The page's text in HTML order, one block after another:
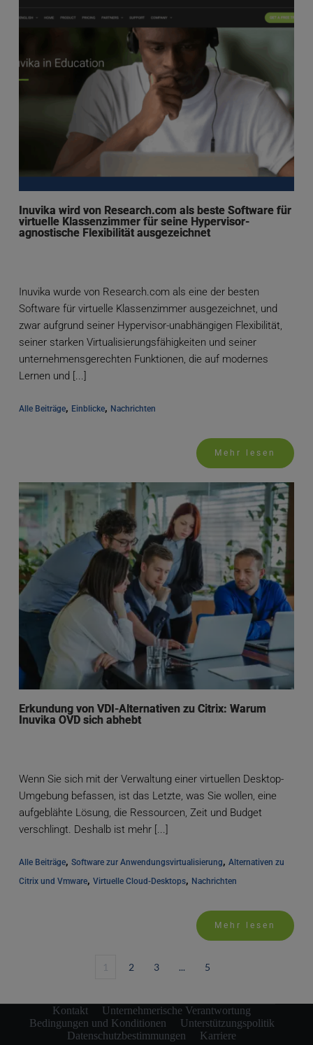
Inuvika wird von Research.com als beste Software für
virtuelle Klassenzimmer für seine Hypervisor-
agnostische Flexibilität ausgezeichnet
Inuvika wurde von Research.com als eine der besten
Software für virtuelle Klassenzimmer ausgezeichnet, und
zwar aufgrund seiner Hypervisor-unabhängigen Flexibilität,
seiner starken Virtualisierungsfähigkeiten und seiner
unternehmensgerechten Funktionen, die auf modernes
Lernen und [...]
Alle Beiträge, Einblicke, Nachrichten
Mehr lesen
Erkundung von VDI-Alternativen zu Citrix: Warum
Inuvika OVD sich abhebt
Wenn Sie sich mit der Verwaltung einer virtuellen Desktop-
Umgebung befassen, ist das Letzte, was Sie wollen, eine
aufgeblähte Lösung, die Ressourcen, Zeit und Budget
verschlingt. Deshalb ist mehr [...]
Alle Beiträge, Software zur Anwendungsvirtualisierung, Alternativen zu
Citrix und Vmware, Virtuelle Cloud-Desktops, Nachrichten
Mehr lesen
1 2 3 ... 5
Kontakt
Unternehmerische Verantwortung
Bedingungen und Konditionen
Unterstützungspolitik
Datenschutzbestimmungen
Karriere